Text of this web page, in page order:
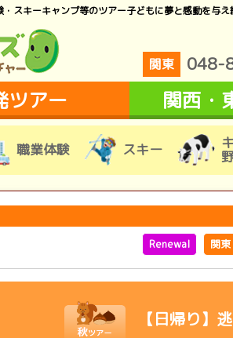
スキーキャンプ等のツアー子どもに夢と感動を与
関東 048-
ツアー 関西・
職業体験 スキー
Renewal
関東
【日帰り】